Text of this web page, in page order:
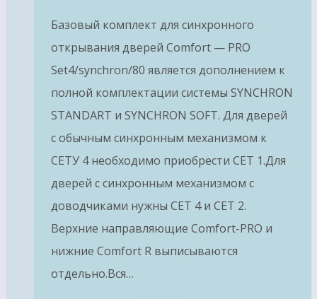
Базовый комплект для синхронного
открывания дверей Comfort — PRO
Set4/synchron/80 является дополнением к
полной комплектации системы SYNCHRON
STANDART и SYNCHRON SOFT. Для дверей
с обычным синхронным механизмом к
СЕТУ 4 необходимо приобрести СЕТ 1.Для
дверей с синхронным механизмом с
доводчиками нужны СЕТ 4 и СЕТ 2.
Верхние направляющие Comfort-PRO и
нижние Comfort R выписываются
отдельно.Вся…